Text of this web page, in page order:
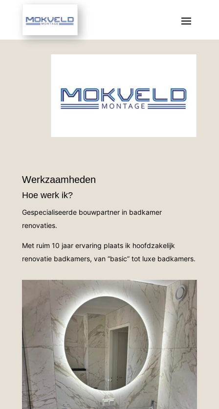
Werkzaamheden
Hoe werk ik?
Gespecialiseerde bouwpartner in badkamer
renovaties.
Met ruim 10 jaar ervaring plaats ik hoofdzakelijk
renovatie badkamers, van “basic” tot luxe badkamers.